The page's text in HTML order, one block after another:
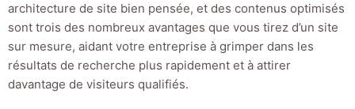
architecture de site bien pensée, et des contenus optimisés
sont trois des nombreux avantages que vous tirez d’un site
sur mesure, aidant votre entreprise à grimper dans les
résultats de recherche plus rapidement et à attirer
davantage de visiteurs qualifiés.